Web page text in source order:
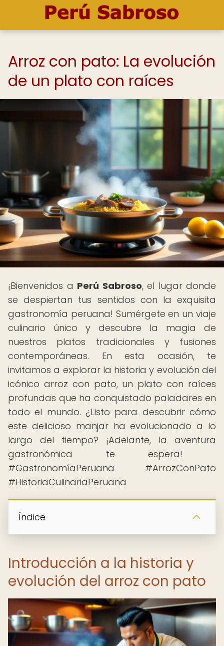
Arroz con pato: La evolución
de un plato con raíces
¡Bienvenidos a Perú Sabroso, el lugar donde
se despiertan tus sentidos con la exquisita
gastronomía peruana! Sumérgete en un viaje
culinario único y descubre la magia de
nuestros platos tradicionales y fusiones
contemporáneas. En esta ocasión, te
invitamos a explorar la historia y evolución del
icónico arroz con pato, un plato con raíces
profundas que ha conquistado paladares en
todo el mundo. ¿Listo para descubrir cómo
este delicioso manjar ha evolucionado a lo
largo del tiempo? ¡Adelante, la aventura
gastronómica te espera! ️
#GastronomíaPeruana #ArrozConPato
#HistoriaCulinariaPeruana
Índice
Introducción a la historia y
evolución del arroz con pato